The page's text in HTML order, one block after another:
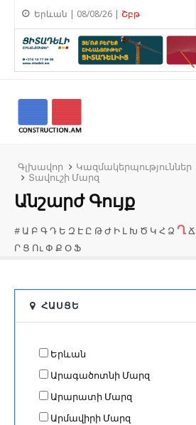
Երևան | 08/08/26 | Շբթ
Գլխավոր Կազմակերպություններ
Տավուշի Մարզ
Անշարժ Գույք
# Ա Բ ԳԴ Ե Զ Է Ը ԹԺ Ի Լ Խ Ծ Կ Հ Ձ ՂՃ
Ր Ց ՈւՓ Ք ՕՖ
ՀԱՍՑԵ
Երևան
Արագածոտնի Մարզ
Արարատի Մարզ
Արմավիրի Մարզ